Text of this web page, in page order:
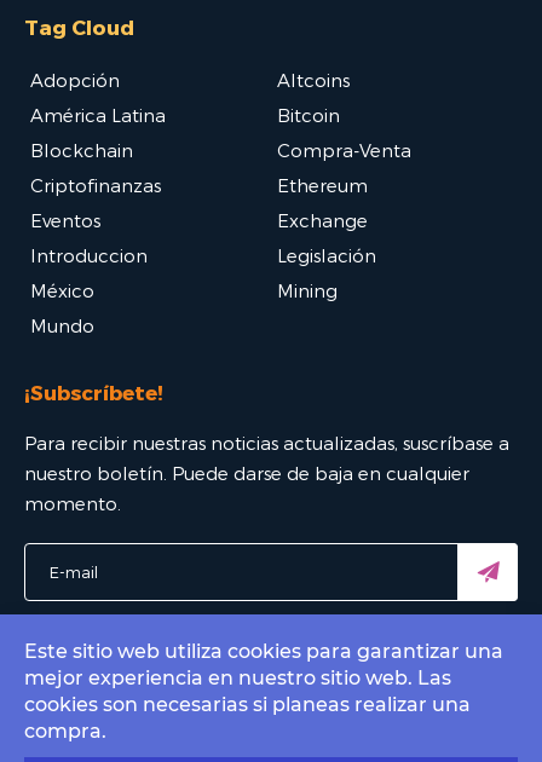
Tag Cloud
Adopción
Altcoins
América Latina
Bitcoin
Blockchain
Compra-Venta
Criptofinanzas
Ethereum
Eventos
Exchange
Introduccion
Legislación
México
Mining
Mundo
¡Subscríbete!
Para recibir nuestras noticias actualizadas, suscríbase a
nuestro boletín. Puede darse de baja en cualquier
momento.
© 2022 Bitcoin Mexico - El mejor portal Bitcoin. All rights
Este sitio web utiliza cookies para garantizar una
mejor experiencia en nuestro sitio web. Las
cookies son necesarias si planeas realizar una
compra.